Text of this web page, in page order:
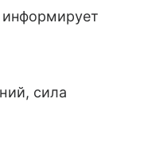
информирует
сила